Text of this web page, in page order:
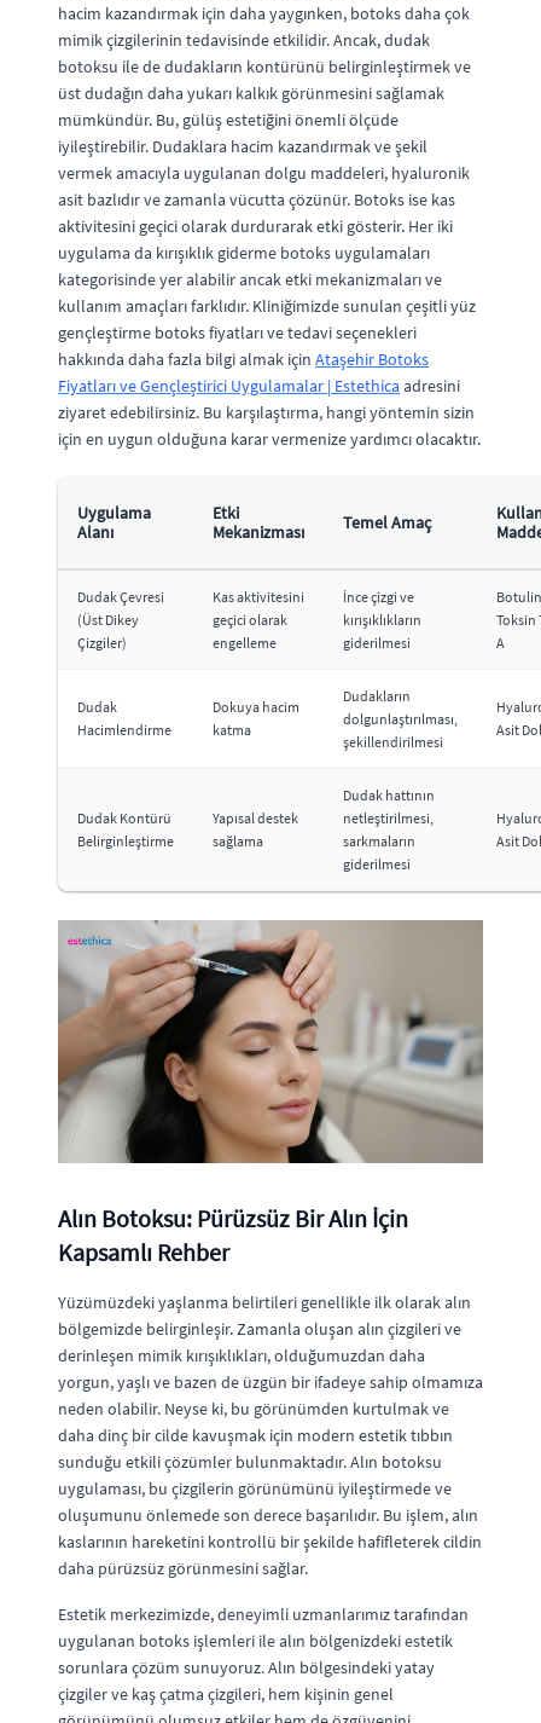
hacim kazandırmak için daha yaygınken, botoks daha çok
mimik çizgilerinin tedavisinde etkilidir. Ancak, dudak
botoksu ile de dudakların kontürünü belirginleştirmek ve
üst dudağın daha yukarı kalkık görünmesini sağlamak
mümkündür. Bu, gülüş estetiğini önemli ölçüde
iyileştirebilir. Dudaklara hacim kazandırmak ve şekil
vermek amacıyla uygulanan dolgu maddeleri, hyaluronik
asit bazlıdır ve zamanla vücutta çözünür. Botoks ise kas
aktivitesini geçici olarak durdurarak etki gösterir. Her iki
uygulama da kırışıklık giderme botoks uygulamaları
kategorisinde yer alabilir ancak etki mekanizmaları ve
kullanım amaçları farklıdır. Kliniğimizde sunulan çeşitli yüz
gençleştirme botoks fiyatları ve tedavi seçenekleri
hakkında daha fazla bilgi almak için Ataşehir Botoks
Fiyatları ve Gençleştirici Uygulamalar | Estethica adresini
ziyaret edebilirsiniz. Bu karşılaştırma, hangi yöntemin sizin
için en uygun olduğuna karar vermenize yardımcı olacaktır.
Uygulama
Alanı
Etki
Mekanizması
Temel Amaç
Dudak Çevresi
(Üst Dikey
Çizgiler)
Kas aktivitesini
geçici olarak
engelleme
İnce çizgi ve
kırışıklıkların
giderilmesi
Toksin
A
Dudak
Hacimlendirme
Dokuya hacim
katma
Dudakların
dolgunlaştırılması,
şekillendirilmesi
Asit
Dudak Kontürü
Belirginleştirme
Yapısal destek
sağlama
Dudak hattının
netleştirilmesi,
sarkmaların
giderilmesi
Asit
Alın Botoksu: Pürüzsüz Bir Alın İçin
Kapsamlı Rehber
Yüzümüzdeki yaşlanma belirtileri genellikle ilk olarak alın
bölgemizde belirginleşir. Zamanla oluşan alın çizgileri ve
derinleşen mimik kırışıklıkları, olduğumuzdan daha
yorgun, yaşlı ve bazen de üzgün bir ifadeye sahip olmamıza
neden olabilir. Neyse ki, bu görünümden kurtulmak ve
daha dinç bir cilde kavuşmak için modern estetik tıbbın
sunduğu etkili çözümler bulunmaktadır. Alın botoksu
uygulaması, bu çizgilerin görünümünü iyileştirmede ve
oluşumunu önlemede son derece başarılıdır. Bu işlem, alın
kaslarının hareketini kontrollü bir şekilde hafifleterek cildin
daha pürüzsüz görünmesini sağlar.
Estetik merkezimizde, deneyimli uzmanlarımız tarafından
uygulanan botoks işlemleri ile alın bölgenizdeki estetik
sorunlara çözüm sunuyoruz. Alın bölgesindeki yatay
çizgiler ve kaş çatma çizgileri, hem kişinin genel